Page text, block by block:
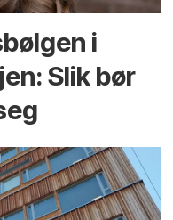
i
Slik bør